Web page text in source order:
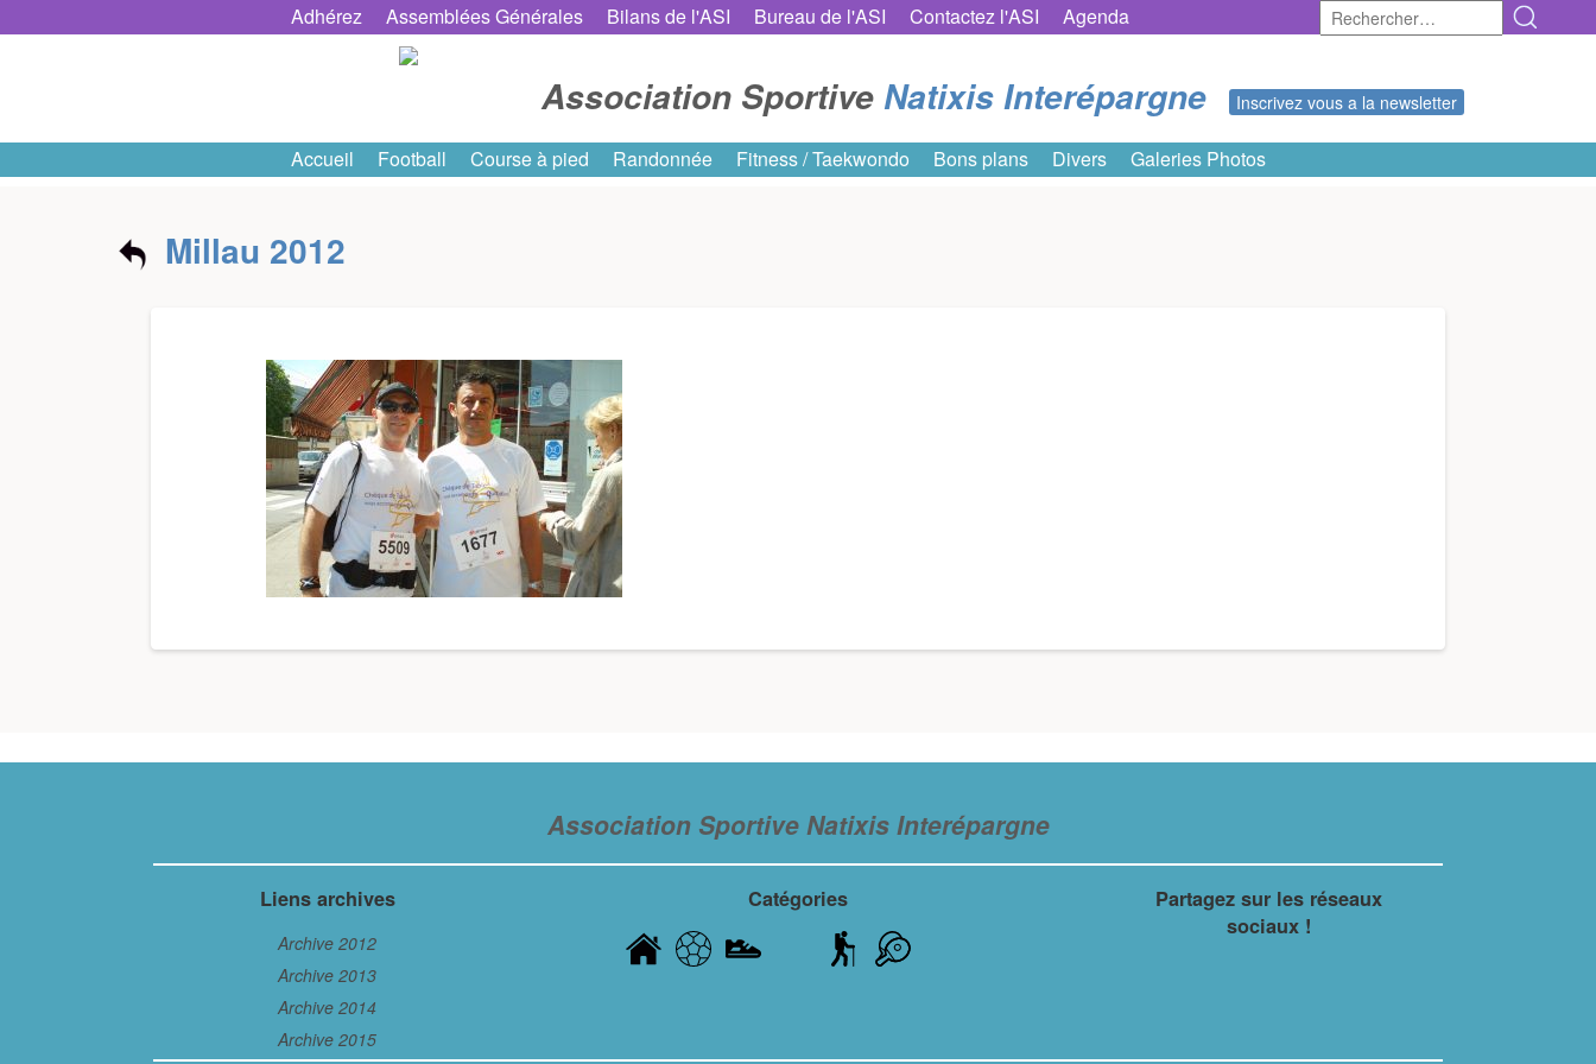
to
Adhérez Assemblées Générales Bilans de l'ASI Bureau de l'ASI Contactez l'ASI Agenda
Association Sportive Natixis Interépargne Inscrivez vous a la newsletter
Accueil Football Course à pied Randonnée Fitness / Taekwondo Bons plans Divers Galeries Photos
Millau 2012
Association Sportive Natixis Interépargne
Liens archives
Archive 2012
Archive 2013
Archive 2014
Archive 2015
Catégories
Partagez sur les réseaux
sociaux !